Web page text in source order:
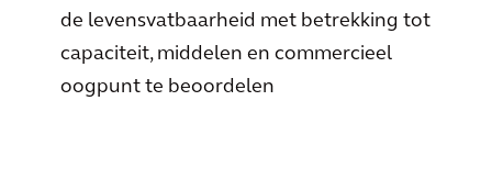
de levensvatbaarheid met betrekking tot
capaciteit, middelen en commercieel
oogpunt te beoordelen